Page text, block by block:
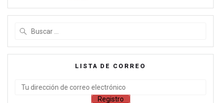
LISTA DE CORREO